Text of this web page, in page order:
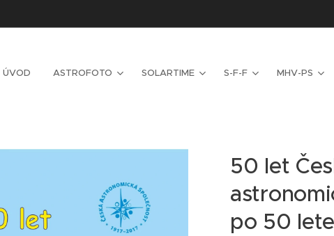
ÚVOD ASTROFOTO SOLARTIME S-F-F MHV-PS
50 let
po 50